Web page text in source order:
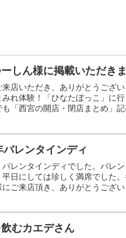
しん様に掲載いただき
来店いただき、ありがとうござ
みれ体験！「ひなたぼっこ」に
も「西宮の開店・閉店まとめ」
バレンタインディ
バレンタインディでした。バレ
平日にしては珍しく満席でした
ご来店頂き、ありがとうござ
むカエデさん